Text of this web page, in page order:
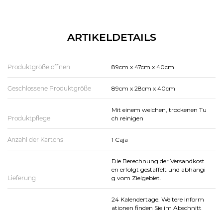
ARTIKELDETAILS
Produktgröße öffnen 89cm x 47cm x 40cm
Geschlossene Produktgröße 89cm x 28cm x 40cm
Produktpflege
Mit einem weichen, trockenen Tu
ch reinigen
Anzahl der Kartons 1 Caja
Lieferung
Die Berechnung der Versandkost
en erfolgt gestaffelt und abhängi
g vom Zielgebiet.
24 Kalendertage. Weitere Inform
ationen finden Sie im Abschnitt